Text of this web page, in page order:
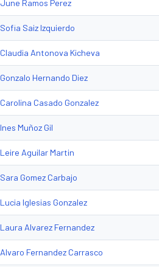
June Ramos Perez
Sofia Saiz Izquierdo
Claudia Antonova Kicheva
Gonzalo Hernando Diez
Carolina Casado Gonzalez
Ines Muñoz Gil
Leire Aguilar Martin
Sara Gomez Carbajo
Lucia Iglesias Gonzalez
Laura Alvarez Fernandez
Alvaro Fernandez Carrasco